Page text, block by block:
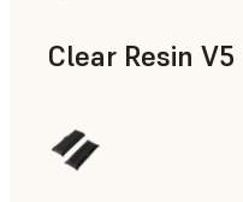
Clear Resin V5